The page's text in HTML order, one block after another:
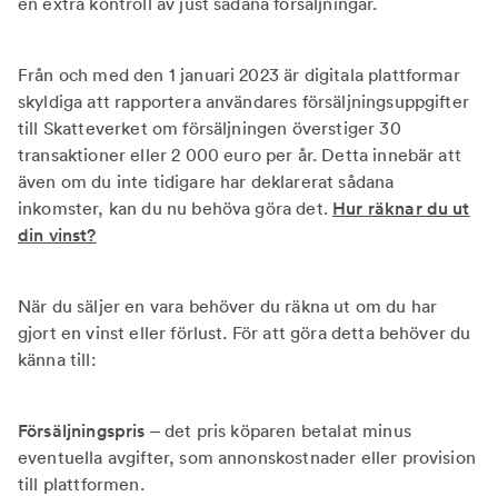
Från och med den 1 januari 2023 är digitala plattformar
skyldiga att rapportera användares försäljningsuppgifter
till Skatteverket om försäljningen överstiger 30
transaktioner eller 2 000 euro per år. Detta innebär att
även om du inte tidigare har deklarerat sådana
inkomster, kan du nu behöva göra det. Hur räknar du ut
din vinst?
När du säljer en vara behöver du räkna ut om du har
gjort en vinst eller förlust. För att göra detta behöver du
känna till:
Försäljningspris – det pris köparen betalat minus
eventuella avgifter, som annonskostnader eller provision
till plattformen.